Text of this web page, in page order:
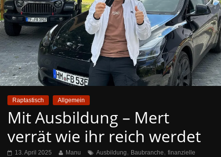
Raptastisch Allgemein
Mit Ausbildung – Mert
verrät wie ihr reich werdet
13. April 2025 Manu Ausbildung, Baubranche, finanzielle